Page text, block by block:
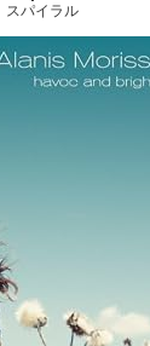
スパイラル